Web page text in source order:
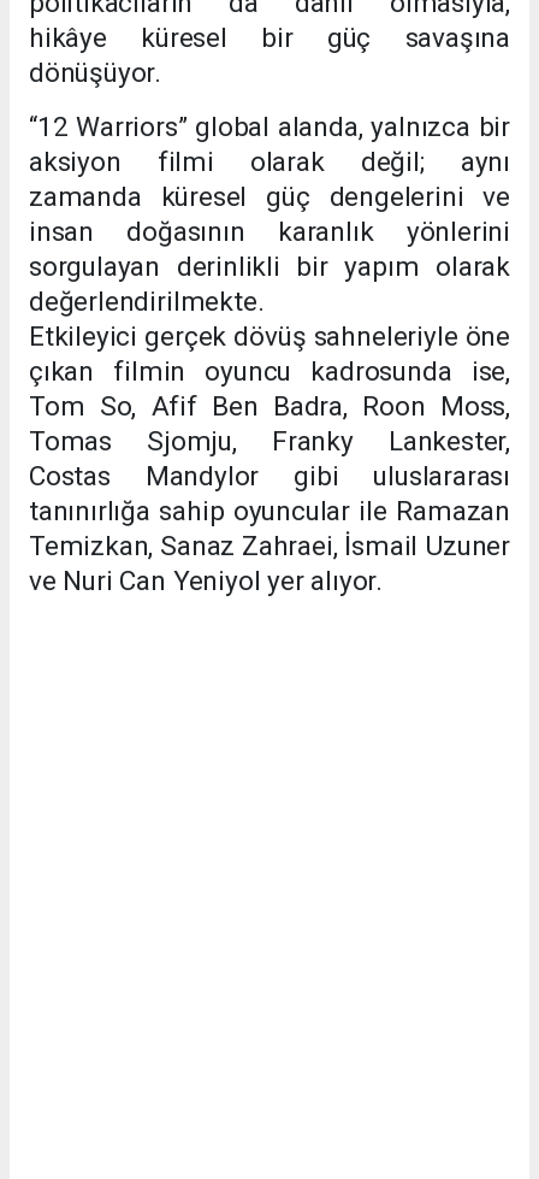
hikâye küresel bir güç savaşına
dönüşüyor.
“12 Warriors” global alanda, yalnızca bir
aksiyon filmi olarak değil; aynı
zamanda küresel güç dengelerini ve
insan doğasının karanlık yönlerini
sorgulayan derinlikli bir yapım olarak
değerlendirilmekte.
Etkileyici gerçek dövüş sahneleriyle öne
çıkan filmin oyuncu kadrosunda ise,
Tom So, Afif Ben Badra, Roon Moss,
Tomas Sjomju, Franky Lankester,
Costas Mandylor gibi uluslararası
tanınırlığa sahip oyuncular ile Ramazan
Temizkan, Sanaz Zahraei, İsmail Uzuner
ve Nuri Can Yeniyol yer alıyor.